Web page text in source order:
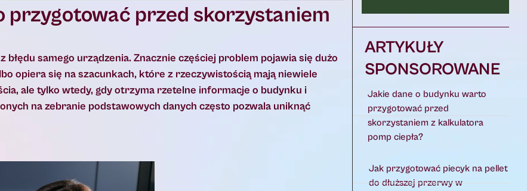
przygotować przed skorzystaniem
samego urządzenia. Znacznie częściej problem pojawia się dużo
opiera się na szacunkach, które z rzeczywistością mają niewiele
ale tylko wtedy, gdy otrzyma rzetelne informacje o budynku i
na zebranie podstawowych danych często pozwala uniknąć
ARTYKUŁY
SPONSOROWANE
Jakie dane o budynku warto
przygotować przed
skorzystaniem z kalkulatora
pomp ciepła?
Jak przygotować piecyk na pellet
do dłuższej przerwy w